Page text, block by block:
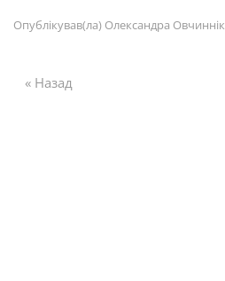
Опублікував(ла) Олександра Овчиннік
« Назад